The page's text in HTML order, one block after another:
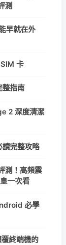
測
早就在外
卡
整指南
2 深度清潔
完整攻略
測！高頻震
一次看
必學
終端機的